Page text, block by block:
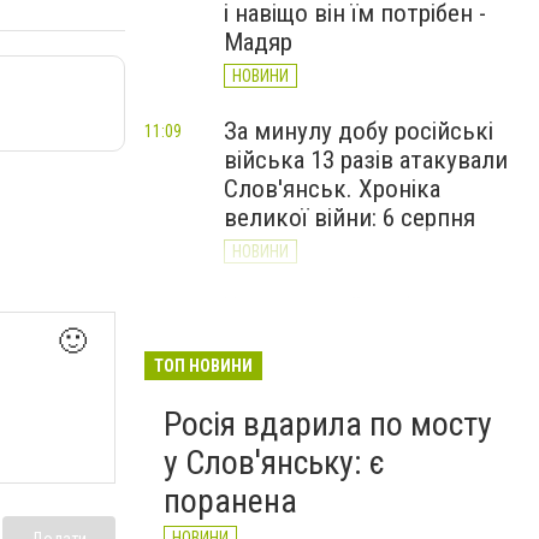
🙂
і навіщо він їм потрібен -
Мадяр
НОВИНИ
За минулу добу російські
війська 13 разів атакували
Слов'янськ. Хроніка
великої війни: 6 серпня
НОВИНИ
11:09
Донецькоблгаз припиняє
районів
НОВИНИ
ТОП НОВИНИ
Росія вдарила по мосту
у Слов'янську: є
поранена